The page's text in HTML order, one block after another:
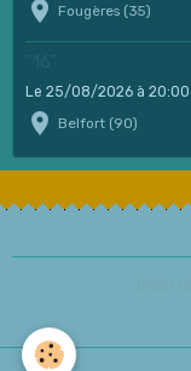
Fougères (35)
"16"
Le 25/08/2026 à 20:00
Belfort (90)